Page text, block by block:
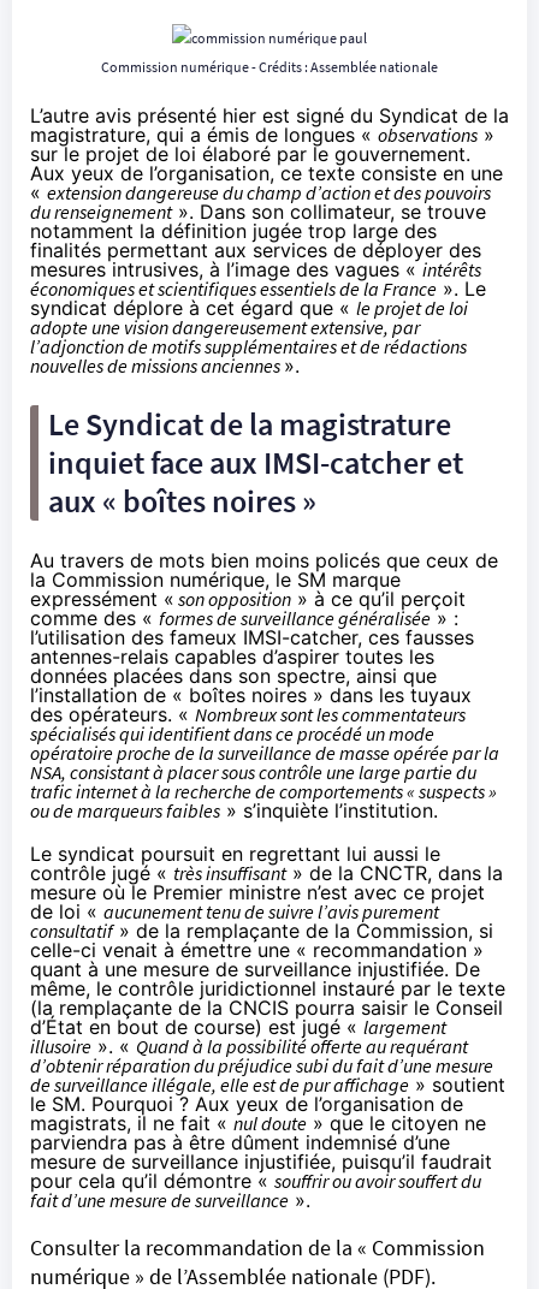
Commission numérique - Crédits : Assemblée nationale
L’autre avis présenté hier est signé du Syndicat de la
magistrature, qui a émis de longues « observations »
sur le projet de loi élaboré par le gouvernement.
Aux yeux de l’organisation, ce texte consiste en une
« extension dangereuse du champ d’action et des pouvoirs
du renseignement». Dans son collimateur, se trouve
notamment la définition jugée trop large des
finalités permettant aux services de déployer des
mesures intrusives, à l’image des vagues «intérêts
économiques et scientifiques essentiels de la France ». Le
syndicat déplore à cet égard que « le projet de loi
adopte une vision dangereusement extensive, par
l’adjonction de motifs supplémentaires et de rédactions
nouvelles de missions anciennes ».
Le Syndicat de la magistrature
inquiet face aux IMSI-catcher et
aux « boîtes noires »
Au travers de mots bien moins policés que ceux de
la Commission numérique, le SM marque
expressément « son opposition » à ce qu’il perçoit
comme des « formes de surveillance généralisée » :
l’utilisation des fameux IMSI-catcher, ces fausses
antennes-relais capables d’aspirer toutes les
données placées dans son spectre, ainsi que
l’installation de « boîtes noires » dans les tuyaux
des opérateurs. « Nombreux sont les commentateurs
spécialisés qui identifient dans ce procédé un mode
opératoire proche de la surveillance de masse opérée par la
NSA, consistant à placer sous contrôle une large partie du
trafic internet à la recherche de comportements « suspects »
ou de marqueurs faibles » s’inquiète l’institution.
Le syndicat poursuit en regrettant lui aussi le
contrôle jugé « très insuffisant» de la CNCTR, dans la
mesure où le Premier ministre n’est avec ce projet
de loi « aucunement tenu de suivre l’avis purement
consultatif» de la remplaçante de la Commission, si
celle-ci venait à émettre une « recommandation »
quant à une mesure de surveillance injustifiée. De
même, le contrôle juridictionnel instauré par le texte
(la remplaçante de la CNCIS pourra saisir le Conseil
d’État en bout de course) est jugé « largement
illusoire ». « Quand à la possibilité offerte au requérant
d’obtenir réparation du préjudice subi du fait d’une mesure
de surveillance illégale, elle est de pur affichage » soutient
le SM. Pourquoi ? Aux yeux de l’organisation de
magistrats, il ne fait « nul doute » que le citoyen ne
parviendra pas à être dûment indemnisé d’une
mesure de surveillance injustifiée, puisqu’il faudrait
pour cela qu’il démontre « souffrir ou avoir souffert du
fait d’une mesure de surveillance ».
Consulter la recommandation de la « Commission
numérique » de l’Assemblée nationale (PDF).